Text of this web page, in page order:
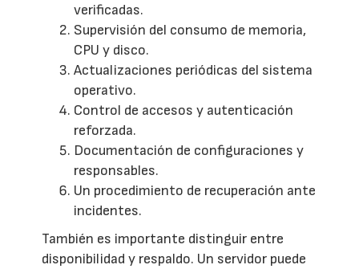
verificadas.
Supervisión del consumo de memoria,
CPU y disco.
Actualizaciones periódicas del sistema
operativo.
Control de accesos y autenticación
reforzada.
Documentación de configuraciones y
responsables.
Un procedimiento de recuperación ante
incidentes.
También es importante distinguir entre
disponibilidad y respaldo. Un servidor puede